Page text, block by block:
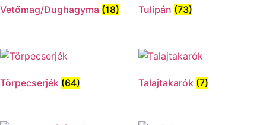
Vetőmag/Dughagyma (18) Tulipán (73)
Törpecserjék (64) Talajtakarók (7)